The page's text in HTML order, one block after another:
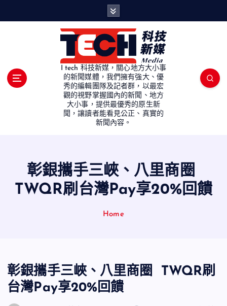
I tech 科技新媒，關心地方大小事
的新聞媒體，我們擁有強大、優
秀的編輯團隊及記者群，以最宏
觀的視野掌握國內的新聞、地方
大小事，提供最優秀的原生新
聞，讓讀者能看見公正、真實的
新聞內容。
彰銀攜手三峽、八里商圈
TWQR刷台灣Pay享20%回饋
Home
彰銀攜手三峽、八里商圈 TWQR刷
台灣Pay享20%回饋